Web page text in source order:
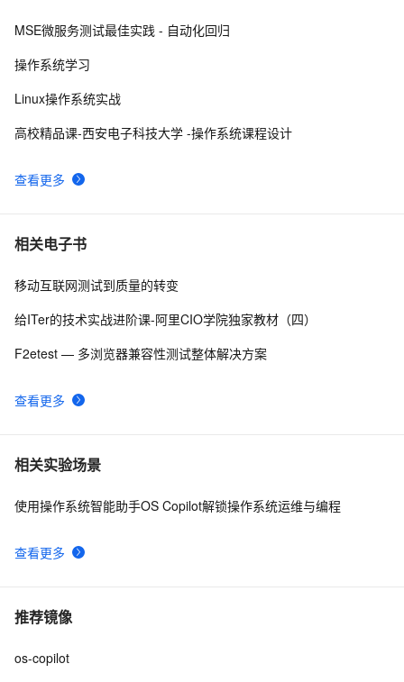
8 本地开发和测试环境为什么一定建议用127.0.0.1或者
超干货！
10阿里云智能视觉开放平台人脸人体API测试Demo
查看更多
MSE微服务测试最佳实践 - 自动化回归
操作系统学习
Linux操作系统实战
高校精品课-西安电子科技大学 -操作系统课程设计
相关电子书
查看更多
移动互联网测试到质量的转变
给ITer的技术实战进阶课-阿里CIO学院独家教材（四）
F2etest — 多浏览器兼容性测试整体解决方案
相关实验场景
查看更多
使用操作系统智能助手OS Copilot解锁操作系统运维与编程
推荐镜像
os-copilot